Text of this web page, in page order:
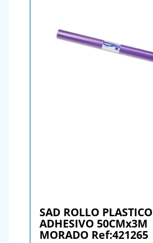
SAD ROLLO PLASTICO
ADHESIVO 50CMx3M
MORADO Ref:421265